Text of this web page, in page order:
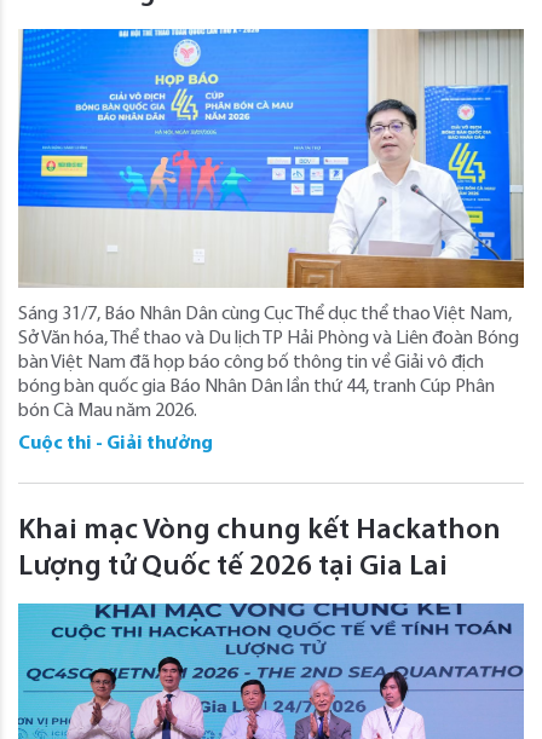
Sáng 31/7, Báo Nhân Dân cùng Cục Thể dục thể thao Việt Nam,
Sở Văn hóa, Thể thao và Du lịch TP Hải Phòng và Liên đoàn Bóng
bàn Việt Nam đã họp báo công bố thông tin về Giải vô địch
bóng bàn quốc gia Báo Nhân Dân lần thứ 44, tranh Cúp Phân
bón Cà Mau năm 2026.
Cuộc thi - Giải thưởng
Khai mạc Vòng chung kết Hackathon
Lượng tử Quốc tế 2026 tại Gia Lai